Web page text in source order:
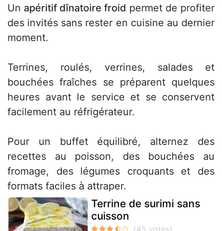
Un apéritif dînatoire froid permet de profiter
des invités sans rester en cuisine au dernier
moment.
Terrines, roulés, verrines, salades et
bouchées fraîches se préparent quelques
heures avant le service et se conservent
facilement au réfrigérateur.
Pour un buffet équilibré, alternez des
recettes au poisson, des bouchées au
fromage, des légumes croquants et des
formats faciles à attraper.
Terrine de surimi sans
cuisson